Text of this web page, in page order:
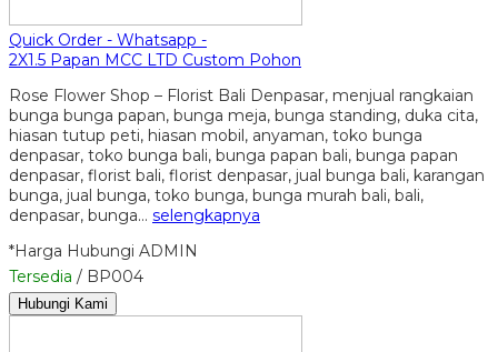
Quick Order - Whatsapp -
2X1.5 Papan MCC LTD Custom Pohon
Rose Flower Shop – Florist Bali Denpasar, menjual rangkaian
bunga bunga papan, bunga meja, bunga standing, duka cita,
hiasan tutup peti, hiasan mobil, anyaman, toko bunga
denpasar, toko bunga bali, bunga papan bali, bunga papan
denpasar, florist bali, florist denpasar, jual bunga bali, karangan
bunga, jual bunga, toko bunga, bunga murah bali, bali,
denpasar, bunga… selengkapnya
*Harga Hubungi ADMIN
Tersedia / BP004
Hubungi Kami